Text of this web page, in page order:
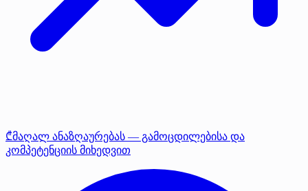
₾მაღალ ანაზღაურებას — გამოცდილებისა და
კომპეტენციის მიხედვით